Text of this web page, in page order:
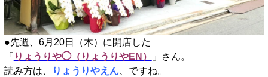
●先週、6月20日（木）に開店した
「 りょうりや◯（りょうりやEN）
」さん。
読み方は、
りょうりやえん、ですね。